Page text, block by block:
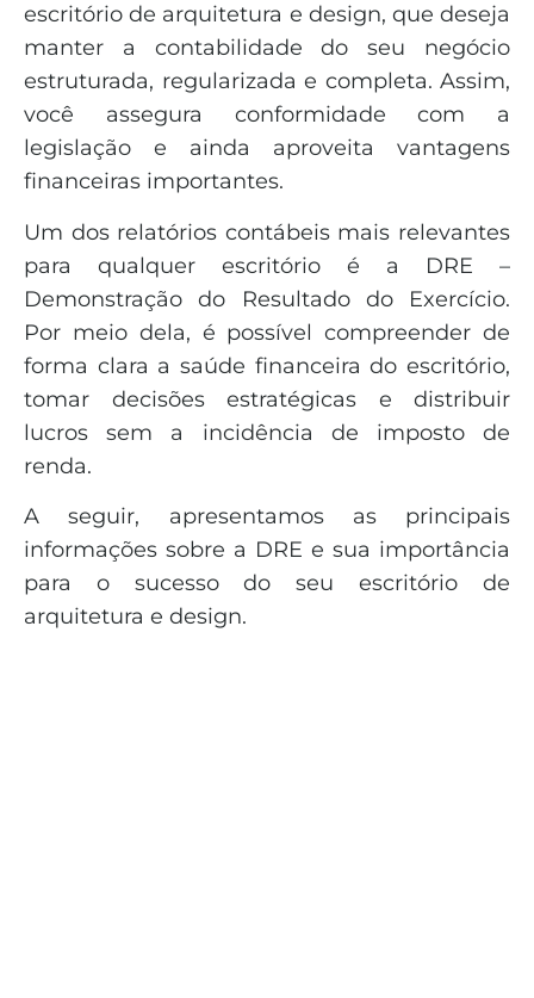
escritório de arquitetura e design, que deseja
manter a contabilidade do seu negócio
estruturada, regularizada e completa. Assim,
você assegura conformidade com a
legislação e ainda aproveita vantagens
financeiras importantes.
Um dos relatórios contábeis mais relevantes
para qualquer escritório é a DRE –
Demonstração do Resultado do Exercício.
Por meio dela, é possível compreender de
forma clara a saúde financeira do escritório,
tomar decisões estratégicas e distribuir
lucros sem a incidência de imposto de
renda.
A seguir, apresentamos as principais
informações sobre a DRE e sua importância
para o sucesso do seu escritório de
arquitetura e design.